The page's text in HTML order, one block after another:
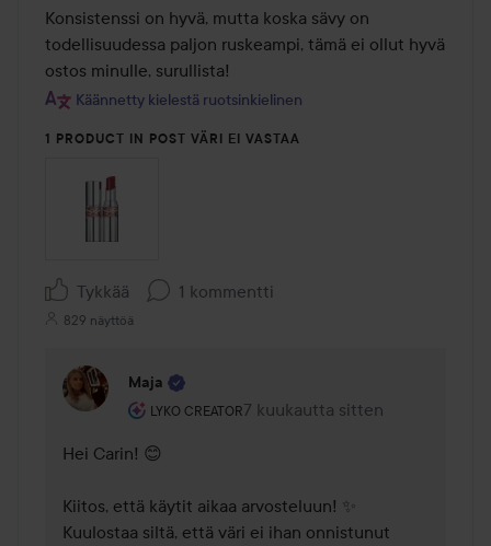
/
5
Konsistenssi on hyvä, mutta koska sävy on
todellisuudessa paljon ruskeampi, tämä ei ollut hyvä
ostos minulle, surullista!
Käännetty kielestä ruotsinkielinen
1 PRODUCT IN POST VÄRI EI VASTAA
Tykkää 1 kommentti
829 näyttöä
Maja
LYKO CREATOR
Käyttäjän rooli: Lyko Creator.
7 kuukautta sitten
Kommentti lisättiin 7 kuukautta
Hei Carin! 😊
Kiitos, että käytit aikaa arvosteluun! ✨
Kuulostaa siltä, että väri ei ihan onnistunut